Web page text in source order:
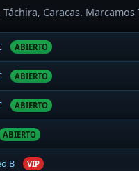
Caracas. Marcamos
ABIERTO
ABIERTO
ABIERTO
ABIERTO
B VIP